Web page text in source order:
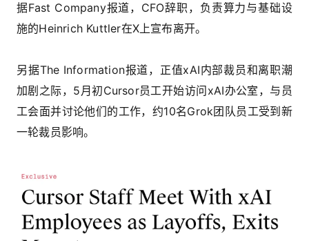
据Fast Company报道，CFO辞职，负责算力与基础设
施的Heinrich Kuttler在X上宣布离开。
另据The Information报道，正值xAI内部裁员和离职潮
加剧之际，5月初Cursor员工开始访问xAI办公室，与员
工会面并讨论他们的工作，约10名Grok团队员工受到新
一轮裁员影响。